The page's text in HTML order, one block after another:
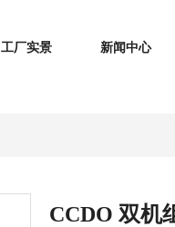
工厂实景 新闻中心
CCDO 双机